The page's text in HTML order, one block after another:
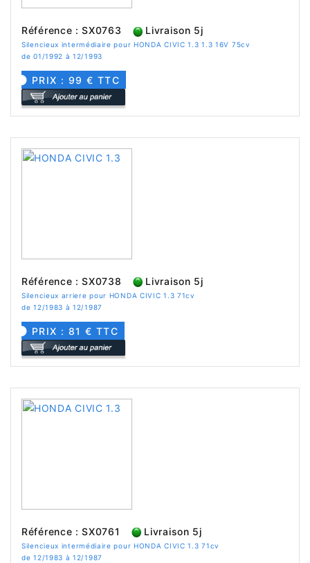
Référence : SX0763 Livraison 5j
Silencieux intermédiaire pour HONDA CIVIC 1.3 1.3 16V 75cv
de 01/1992 à 12/1993
PRIX : 99 € TTC
Référence : SX0738 Livraison 5j
Silencieux arriere pour HONDA CIVIC 1.3 71cv
de 12/1983 à 12/1987
PRIX : 81 € TTC
Référence : SX0761 Livraison 5j
Silencieux intermédiaire pour HONDA CIVIC 1.3 71cv
de 12/1983 à 12/1987